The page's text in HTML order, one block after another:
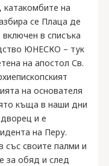
катакомбите на
се Плаца де
в списъка
ЮНЕСКО – тук
на апостол Св.
на основателя
къща в наши дни
и е
на Перу.
със своите палми и
за обяд и след